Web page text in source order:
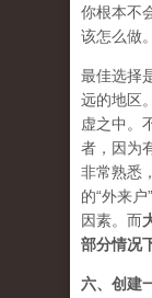
你根本不
该怎么做。
最佳选择
远的地区
虚之中。
者，因为
非常熟悉
的“外来
因素。而
部分情况
六、 创建